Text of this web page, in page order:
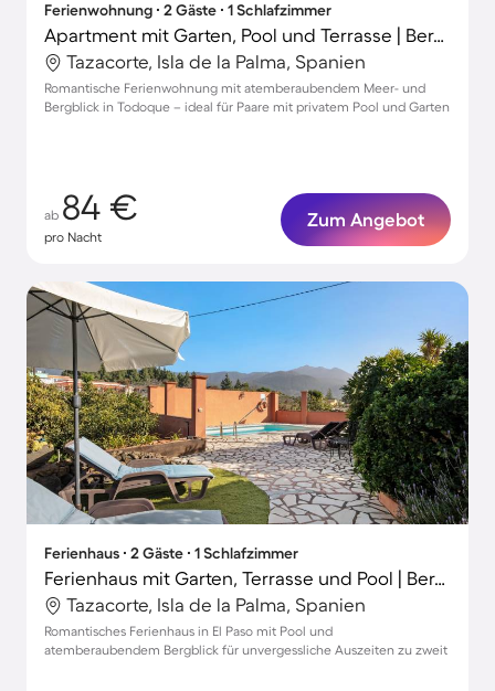
Ferienwohnung ∙ 2 Gäste ∙ 1 Schlafzimmer
Apartment mit Garten, Pool und Terrasse | Bergblick
Tazacorte, Isla de la Palma, Spanien
Romantische Ferienwohnung mit atemberaubendem Meer- und
Bergblick in Todoque – ideal für Paare mit privatem Pool und Garten
ab 84 €
pro Nacht
Zum Angebot
Ferienhaus ∙ 2 Gäste ∙ 1 Schlafzimmer
Ferienhaus mit Garten, Terrasse und Pool | Bergblick | Ideal für Homeoffice
Tazacorte, Isla de la Palma, Spanien
Romantisches Ferienhaus in El Paso mit Pool und
atemberaubendem Bergblick für unvergessliche Auszeiten zu zweit